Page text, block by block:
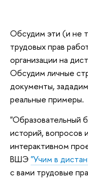
Обсудим эти (и не
трудовых прав
организации на
Обсудим личные
документы,
реальные примеры.
"Образовательный
историй, вопросов
интерактивном
ВШЭ "Учим в
с вами трудовые